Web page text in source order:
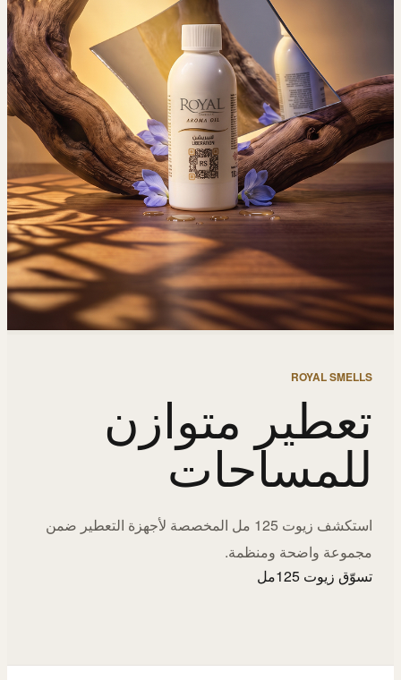
ROYAL SMELLS
تعطير متوازن
للمساحات
استكشف زيوت 125 مل المخصصة لأجهزة التعطير ضمن
مجموعة واضحة ومنظمة.
تسوّق زيوت 125مل